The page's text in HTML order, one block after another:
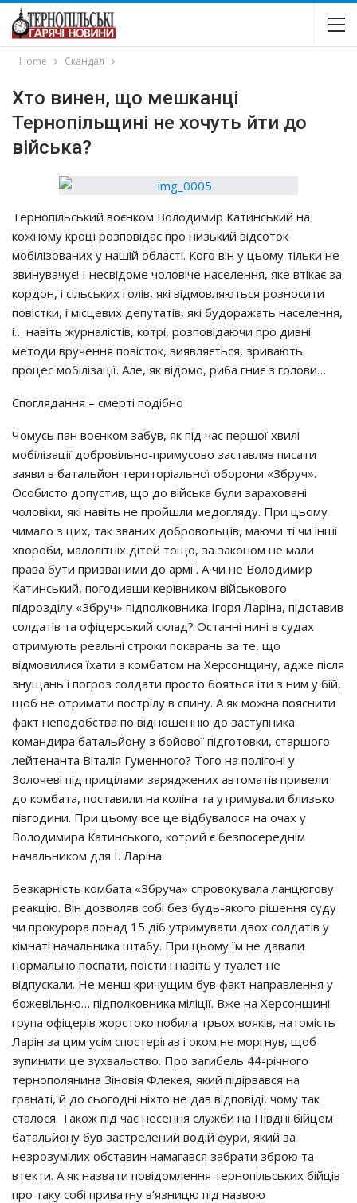
Home Скандал
Хто винен, що мешканці
Тернопільщині не хочуть йти до
війська?
Тернопільський воєнком Володимир Катинський на
кожному кроці розповідає про низький відсоток
мобілізованих у нашій області. Кого він у цьому тільки не
звинувачує! І несвідоме чоловіче населення, яке втікає за
кордон, і сільських голів, які відмовляються розносити
повістки, і місцевих депутатів, які будоражать населення,
і… навіть журналістів, котрі, розповідаючи про дивні
методи вручення повісток, виявляється, зривають
процес мобілізації. Але, як відомо, риба гниє з голови…
Споглядання – смерті подібно
Чомусь пан воєнком забув, як під час першої хвилі
мобілізації добровільно-примусово заставляв писати
заяви в батальйон територіальної оборони «Збруч».
Особисто допустив, що до війська були зараховані
чоловіки, які навіть не пройшли медогляду. При цьому
чимало з цих, так званих добровольців, маючи ті чи інші
хвороби, малолітніх дітей тощо, за законом не мали
права бути призваними до армії. А чи не Володимир
Катинський, погодивши керівником військового
підрозділу «Збруч» підполковника Ігоря Ларіна, підставив
солдатів та офіцерський склад? Останні нині в судах
отримують реальні строки покарань за те, що
відмовилися їхати з комбатом на Херсонщину, адже після
знущань і погроз солдати просто бояться іти з ним у бій,
щоб не отримати пострілу в спину. А як можна пояснити
факт неподобства по відношенню до заступника
командира батальйону з бойової підготовки, старшого
лейтенанта Віталія Гуменного? Того на полігоні у
Золочеві під прицілами заряджених автоматів привели
до комбата, поставили на коліна та утримували близько
півгодини. При цьому все це відбувалося на очах у
Володимира Катинського, котрий є безпосереднім
начальником для І. Ларіна.
Безкарність комбата «Збруча» спровокувала ланцюгову
реакцію. Він дозволяв собі без будь-якого рішення суду
чи прокурора понад 15 діб утримувати двох солдатів у
кімнаті начальника штабу. При цьому їм не давали
нормально поспати, поїсти і навіть у туалет не
відпускали. Не менш кричущим був факт направлення у
божевільню… підполковника міліції. Вже на Херсонщині
група офіцерів жорстоко побила трьох вояків, натомість
Ларін за цим усім спостерігав і оком не моргнув, щоб
зупинити це зухвальство. Про загибель 44-річного
тернополянина Зіновія Флекея, який підірвався на
гранаті, й до сьогодні ніхто не дав відповіді, чому так
сталося. Також під час несення служби на Півдні бійцем
батальйону був застрелений водій фури, який за
незрозумілих обставин намагався забрати зброю та
втекти. А як назвати повідомлення тернопільських бійців
про таку собі приватну в’язницю під назвою